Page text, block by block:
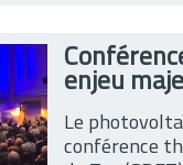
enjeu
Le
conférence